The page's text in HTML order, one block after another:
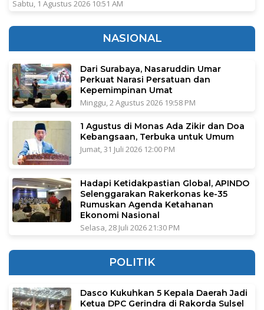
Sabtu, 1 Agustus 2026 10:51 AM
NASIONAL
Dari Surabaya, Nasaruddin Umar
Perkuat Narasi Persatuan dan
Kepemimpinan Umat
Minggu, 2 Agustus 2026 19:58 PM
1 Agustus di Monas Ada Zikir dan Doa
Kebangsaan, Terbuka untuk Umum
Jumat, 31 Juli 2026 12:00 PM
Hadapi Ketidakpastian Global, APINDO
Selenggarakan Rakerkonas ke-35
Rumuskan Agenda Ketahanan
Ekonomi Nasional
Selasa, 28 Juli 2026 21:30 PM
POLITIK
Dasco Kukuhkan 5 Kepala Daerah Jadi
Ketua DPC Gerindra di Rakorda Sulsel